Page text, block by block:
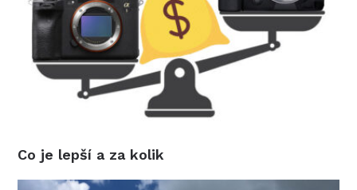
Co je lepší a za kolik